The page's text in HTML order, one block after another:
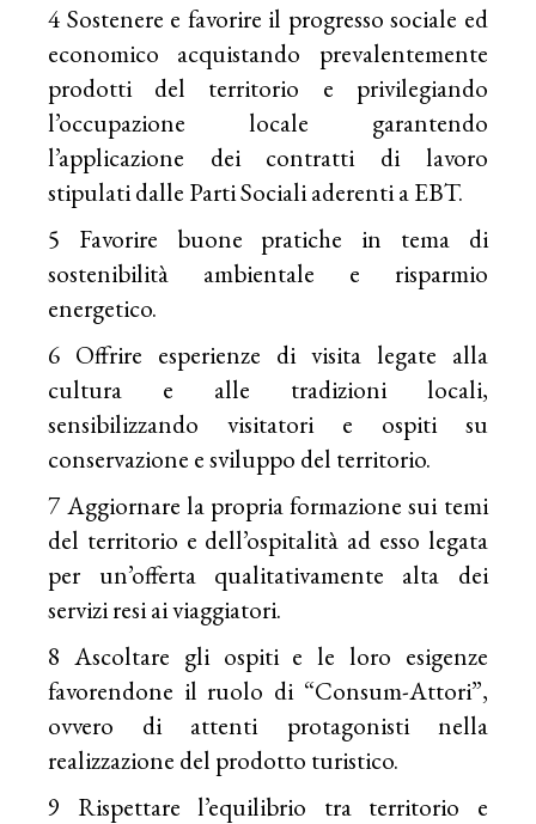
4 Sostenere e favorire il progresso sociale ed
economico acquistando prevalentemente
prodotti del territorio e privilegiando
l’occupazione locale garantendo
l’applicazione dei contratti di lavoro
stipulati dalle Parti Sociali aderenti a EBT.
5 Favorire buone pratiche in tema di
sostenibilità ambientale e risparmio
energetico.
6 Offrire esperienze di visita legate alla
cultura e alle tradizioni locali,
sensibilizzando visitatori e ospiti su
conservazione e sviluppo del territorio.
7 Aggiornare la propria formazione sui temi
del territorio e dell’ospitalità ad esso legata
per un’offerta qualitativamente alta dei
servizi resi ai viaggiatori.
8 Ascoltare gli ospiti e le loro esigenze
favorendone il ruolo di “Consum-Attori”,
ovvero di attenti protagonisti nella
realizzazione del prodotto turistico.
9 Rispettare l’equilibrio tra territorio e